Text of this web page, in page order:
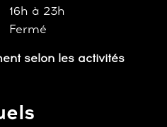
16h à 23h
Fermé
selon les activités